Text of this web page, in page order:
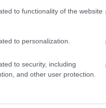
to functionality of the website
to personalization.
to security, including
and other user protection.
a képekhez.